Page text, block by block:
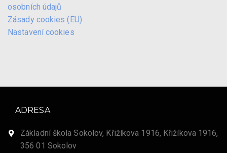
osobních údajů
Zásady cookies (EU)
Nastavení cookies
ADRESA
Základní škola Sokolov, Křižíkova 1916, Křižíkova 1916,
356 01 Sokolov